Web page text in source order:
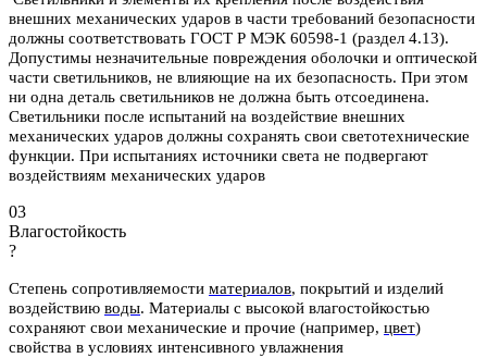
внешних механических ударов в части требований безопасности
должны соответствовать ГОСТ Р МЭК 60598-1 (раздел 4.13).
Допустимы незначительные повреждения оболочки и оптической
части светильников, не влияющие на их безопасность. При этом
ни одна деталь светильников не должна быть отсоединена.
Светильники после испытаний на воздействие внешних
механических ударов должны сохранять свои светотехнические
функции. При испытаниях источники света не подвергают
воздействиям механических ударов
03
Влагостойкость
?
Степень сопротивляемости материалов, покрытий и изделий
воздействию воды. Материалы с высокой влагостойкостью
сохраняют свои механические и прочие (например, цвет)
свойства в условиях интенсивного увлажнения